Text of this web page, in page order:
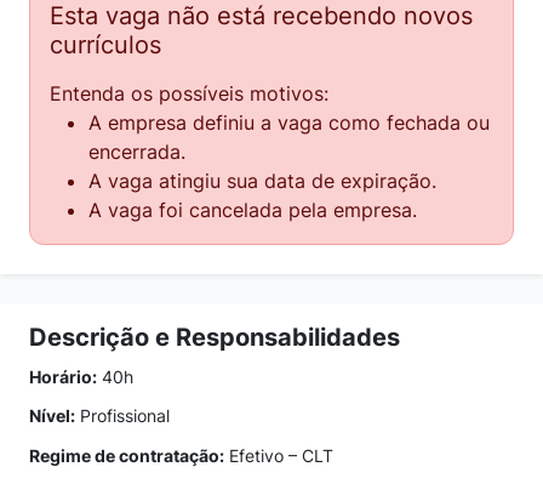
Esta vaga não está recebendo novos
currículos
Entenda os possíveis motivos:
A empresa definiu a vaga como fechada ou
encerrada.
A vaga atingiu sua data de expiração.
A vaga foi cancelada pela empresa.
Descrição e Responsabilidades
Horário: 40h
Nível: Profissional
Regime de contratação: Efetivo – CLT